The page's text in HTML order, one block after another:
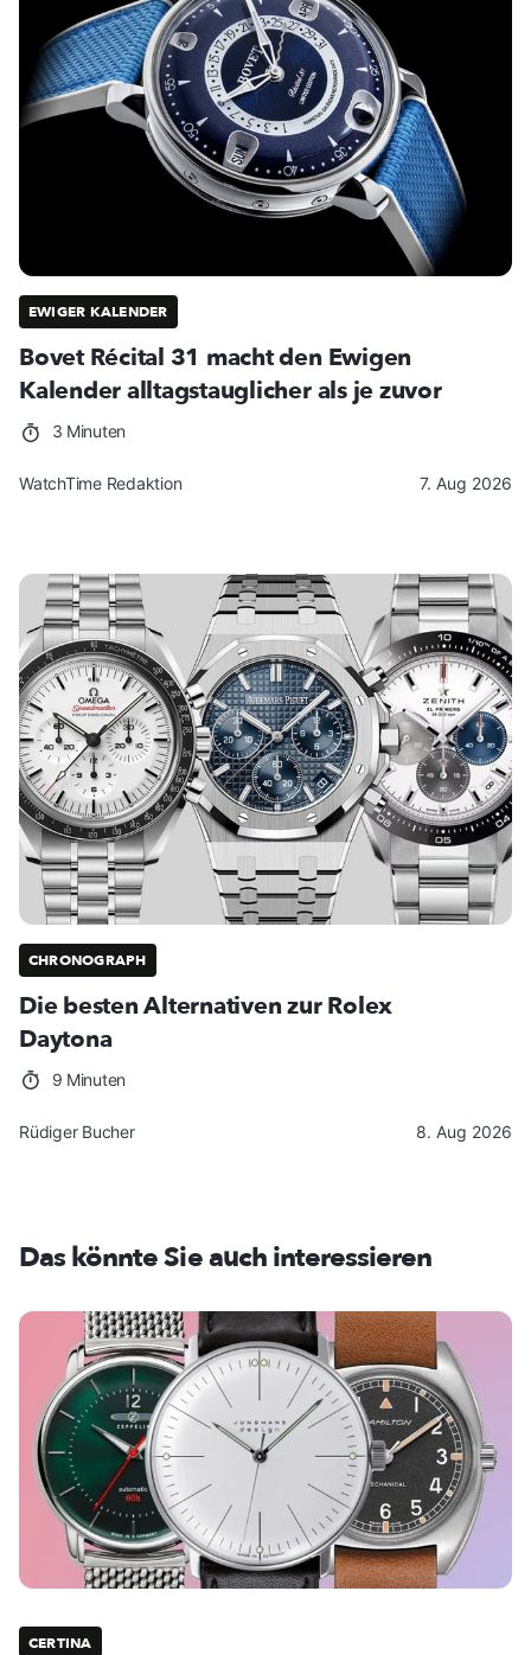
EWIGER KALENDER
Bovet Récital 31 macht den Ewigen
Kalender alltagstauglicher als je zuvor
3 Minuten
WatchTime Redaktion 7. Aug 2026
CHRONOGRAPH
Die besten Alternativen zur Rolex
Daytona
9 Minuten
Rüdiger Bucher 8. Aug 2026
Das könnte Sie auch interessieren
CERTINA